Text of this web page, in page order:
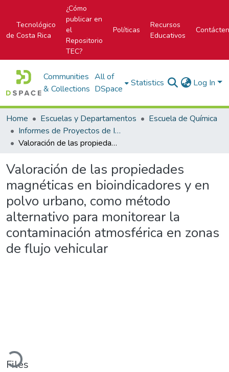
Tecnológico
de Costa Rica
¿Cómo
publicar en
el
Repositorio
TEC?
Políticas
Recursos
Educativos
Communities
& Collections
All of
DSpace
Statistics Log In
Home Escuelas y Departamentos
Escuela de Química
Informes de Proyectos de Investigación
Valoración de las propiedades magnéticas en bioindicadores y en polvo urbano, como método alternativo para monitorear la contaminación atmosférica en zonas de flujo vehicular
Valoración de las propiedades
magnéticas en bioindicadores y en
polvo urbano, como método
alternativo para monitorear la
contaminación atmosférica en zonas
de flujo vehicular
Loading...
Files